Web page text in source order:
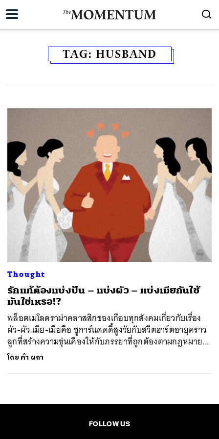
TAG: HUSBAND
Thought
รักแท้ต้องแบ่งปัน – แบ่งผัว – แบ่งเมียกันใช้
มันใช่เหรอ!?
พล็อตเมโลดราม่าคลาสสิกของเกือบทุกสังคมเกี่ยวกับเรื่อง
ผัว-ผัว เมีย-เมียคือ ชูการ์แดดดี้สูงวัยกับสวีตฮาร์ตอายุคราว
ลูกที่สร้างความขุ่นเคืองให้กับภรรยาที่ถูกต้องตามกฎหมาย...
โดย คำ ผกา
FOLLOW US
SHARE TWEET LINE EMAIL